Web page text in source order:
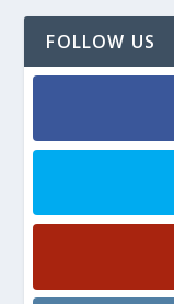
FOLLOW US